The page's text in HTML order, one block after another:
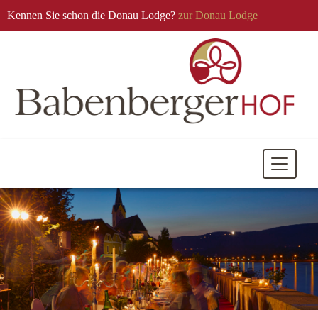
Kennen Sie schon die Donau Lodge? zur Donau Lodge
Mobile